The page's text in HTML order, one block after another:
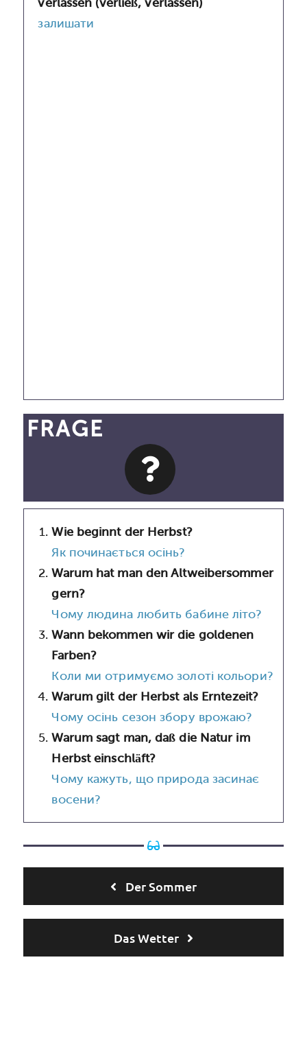
залишати
FRAGE
Wie beginnt der Herbst?
Як починається осінь?
Warum hat man den Altweibersommer
gern?
Чому людина любить бабине літо?
Wann bekommen wir die goldenen
Farben?
Коли ми отримуємо золоті кольори?
Warum gilt der Herbst als Erntezeit?
Чому осінь сезон збору врожаю?
Warum sagt man, daß die Natur im
Herbst einschläft?
Чому кажуть, що природа засинає
восени?
Der Sommer
Das Wetter